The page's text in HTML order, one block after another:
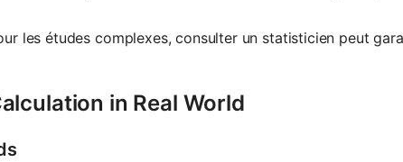
les études complexes, consulter un statisticien peut
in Real World